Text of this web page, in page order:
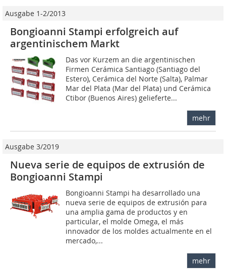
Ausgabe 1-2/2013
Bongioanni Stampi erfolgreich auf
argentinischem Markt
Das vor Kurzem an die argentinischen
Firmen Cerámica Santiago (Santiago del
Estero), Cerámica del Norte (Salta), Palmar
Mar del Plata (Mar del Plata) und Cerámica
Ctibor (Buenos Aires) gelieferte...
mehr
Ausgabe 3/2019
Nueva serie de equipos de extrusión de
Bongioanni Stampi
Bongioanni Stampi ha desarrollado una
nueva serie de equipos de extrusión para
una amplia gama de productos y en
particular, el molde Omega, el más
innovador de los moldes actualmente en el
mercado,...
mehr